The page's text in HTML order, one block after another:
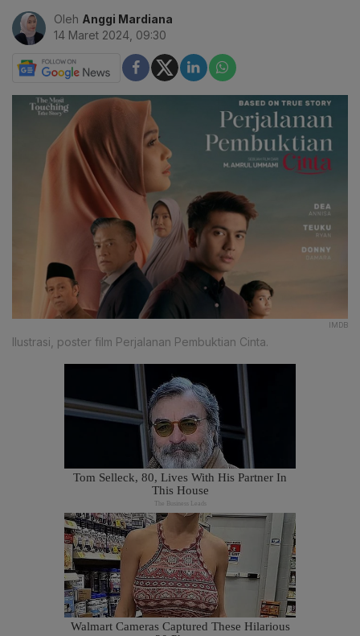
Oleh Anggi Mardiana
14 Maret 2024, 09:30
IMDB
Ilustrasi, poster film Perjalanan Pembuktian Cinta.